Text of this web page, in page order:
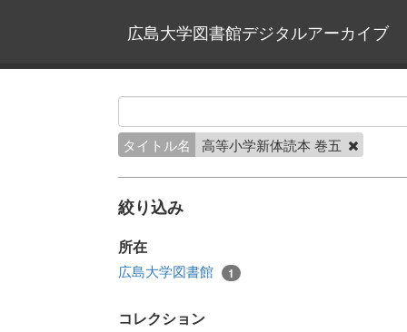
広島大学図書館デジタルアーカイブ
タイトル名 高等小学新体読本 巻五
絞り込み
所在
広島大学図書館 1
コレクション